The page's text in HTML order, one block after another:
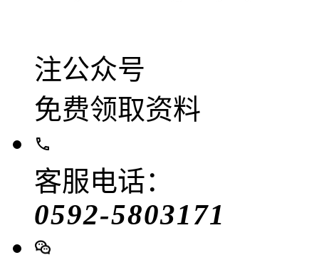
注公众号
免费领取资料
客服电话：
0592-5803171